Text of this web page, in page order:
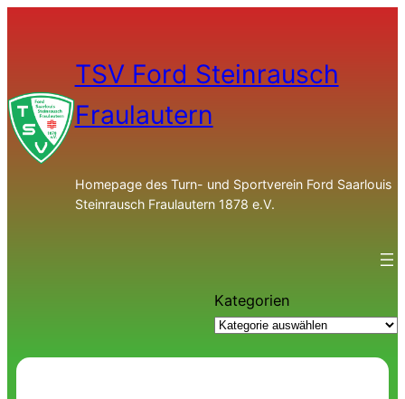
TSV Ford Steinrausch
Fraulautern
Homepage des Turn- und Sportverein Ford Saarlouis
Steinrausch Fraulautern 1878 e.V.
Kategorien